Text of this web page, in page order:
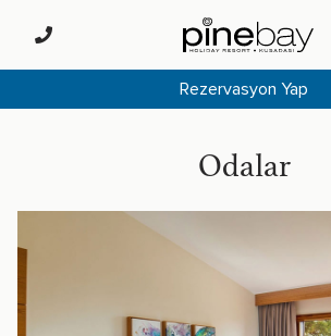
Rezervasyon Yap
Odalar